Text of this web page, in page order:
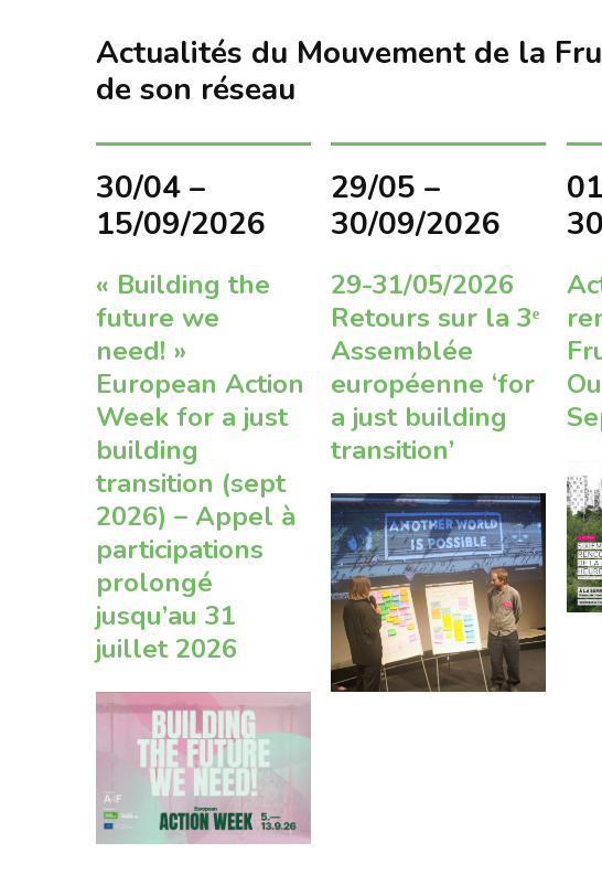
Actualités du Mouvement de la
de son réseau
30/04 –
15/09/2026
« Building the
future we
need! »
European Action
Week for a just
building
transition (sept
2026) – Appel à
participations
prolongé
jusqu’au 31
juillet 2026
29/05 –
30/09/2026
29-31/05/2026
Retours sur la 3ᵉ
Assemblée
européenne ‘for
a just building
transition’